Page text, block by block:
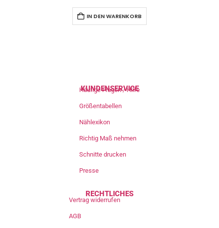
IN DEN WARENKORB
KUNDENSERVICE
Häufige Fragen / Hilfe
Größentabellen
Nählexikon
Richtig Maß nehmen
Schnitte drucken
Presse
RECHTLICHES
Vertrag widerrufen
AGB